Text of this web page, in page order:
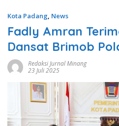
Kota Padang, News
Fadly Amran
Dansat Brimob
Redaksi Jurnal Minang
23 Juli 2025